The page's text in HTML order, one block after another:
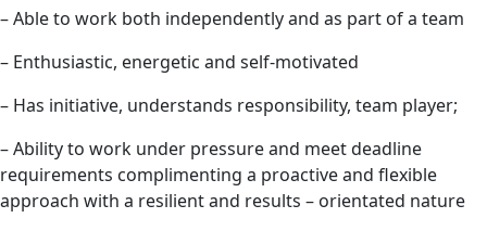
– Able to work both independently and as part of a team
– Enthusiastic, energetic and self-motivated
– Has initiative, understands responsibility, team player;
– Ability to work under pressure and meet deadline
requirements complimenting a proactive and flexible
approach with a resilient and results – orientated nature